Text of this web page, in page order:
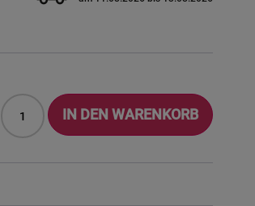
IN DEN WARENKORB